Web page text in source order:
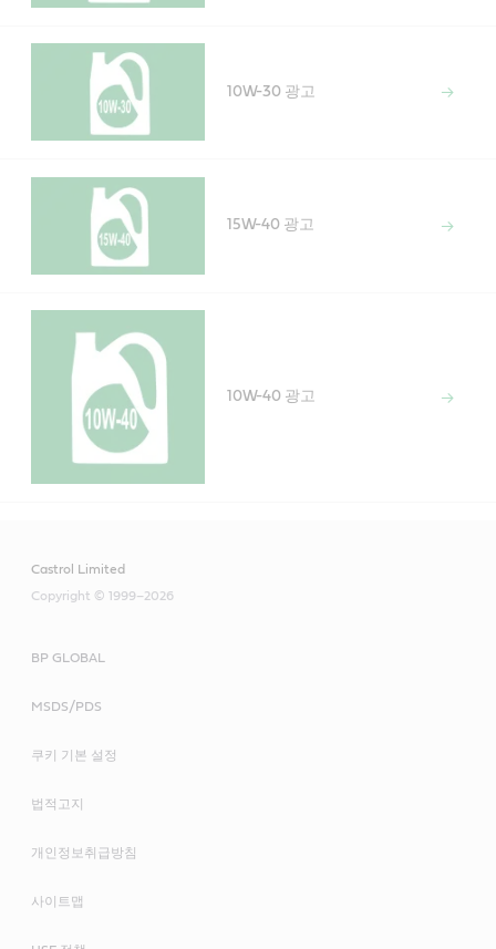
10W-30 광고
15W-40 광고
10W-40 광고
Castrol Limited
Copyright © 1999–2026
BP GLOBAL
MSDS/PDS
쿠키 기본 설정
법적고지
개인정보취급방침
사이트맵